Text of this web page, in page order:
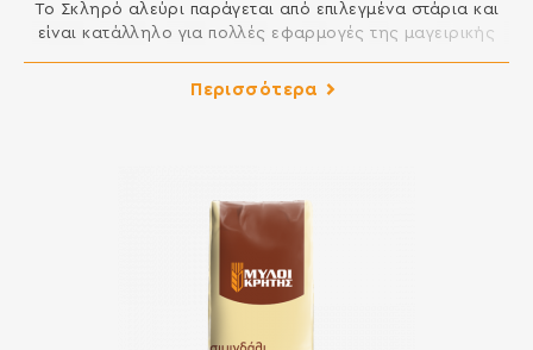
Το Σκληρό αλεύρι παράγεται από επιλεγμένα στάρια και
είναι κατάλληλο για πολλές εφαρμογές της μαγειρικής
ανοίγετε άψογα φύλλο, ενώ είναι κατάλληλο για
Περισσότερα